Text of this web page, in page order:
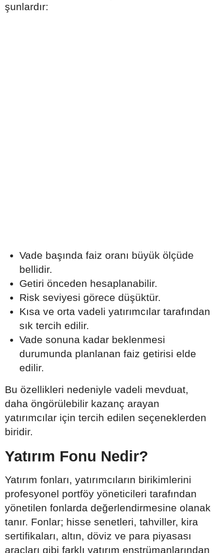
şunlardır:
Vade başında faiz oranı büyük ölçüde
bellidir.
Getiri önceden hesaplanabilir.
Risk seviyesi görece düşüktür.
Kısa ve orta vadeli yatırımcılar tarafından
sık tercih edilir.
Vade sonuna kadar beklenmesi
durumunda planlanan faiz getirisi elde
edilir.
Bu özellikleri nedeniyle vadeli mevduat,
daha öngörülebilir kazanç arayan
yatırımcılar için tercih edilen seçeneklerden
biridir.
Yatırım Fonu Nedir?
Yatırım fonları, yatırımcıların birikimlerini
profesyonel portföy yöneticileri tarafından
yönetilen fonlarda değerlendirmesine olanak
tanır. Fonlar; hisse senetleri, tahviller, kira
sertifikaları, altın, döviz ve para piyasası
araçları gibi farklı yatırım enstrümanlarından